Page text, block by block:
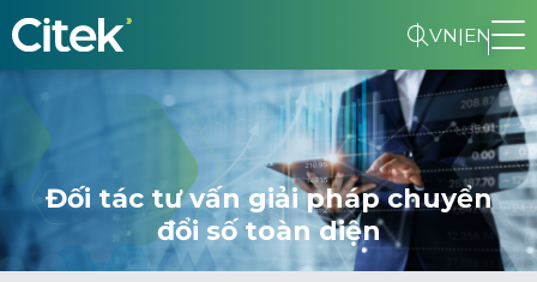
VN|EN
Đối tác tư vấn giải pháp chuyển
đổi số toàn diện